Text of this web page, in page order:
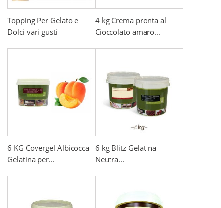
Topping Per Gelato e
Dolci vari gusti
4 kg Crema pronta al
Cioccolato amaro...
6 KG Covergel Albicocca
Gelatina per...
6 kg Blitz Gelatina
Neutra...